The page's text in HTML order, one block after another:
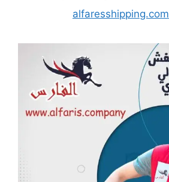
alfaresshipping.com